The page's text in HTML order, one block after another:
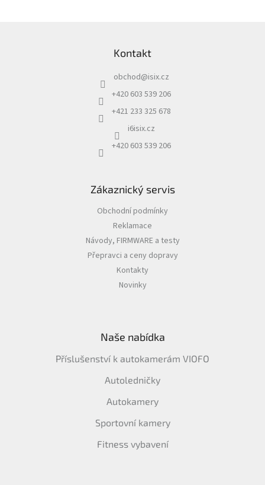
Kontakt
obchod@isix.cz
+420 603 539 206
+421 233 325 678
i6isix.cz
+420 603 539 206
Zákaznický servis
Obchodní podmínky
Reklamace
Návody, FIRMWARE a testy
Přepravci a ceny dopravy
Kontakty
Novinky
Naše nabídka
Příslušenství k autokamerám VIOFO
Autoledničky
Autokamery
Sportovní kamery
Fitness vybavení